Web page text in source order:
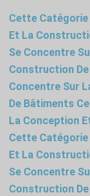
Cette Catégorie
Et La
Se Concentre
Construction
Concentre Sur
De Bâtiments
La Conception
Cette Catégorie
Et La
Se Concentre
Construction